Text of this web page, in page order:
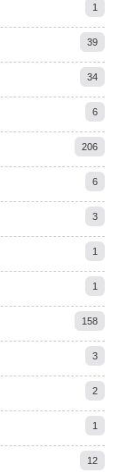
1
39
34
6
206
6
3
1
1
158
3
2
1
12